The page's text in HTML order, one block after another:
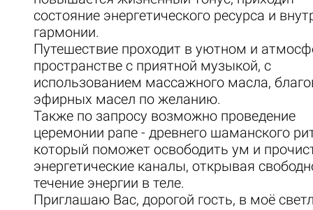
состояние энергетического ресурса и
гармонии.
Путешествие проходит в уютном и
пространстве с приятной музыкой, с
использованием массажного масла,
эфирных масел по желанию.
Также по запросу возможно проведение
церемонии рапе - древнего шаманского
который поможет освободить ум и
энергетические каналы, открывая
течение энергии в теле.
Приглашаю Вас, дорогой гость, в моё